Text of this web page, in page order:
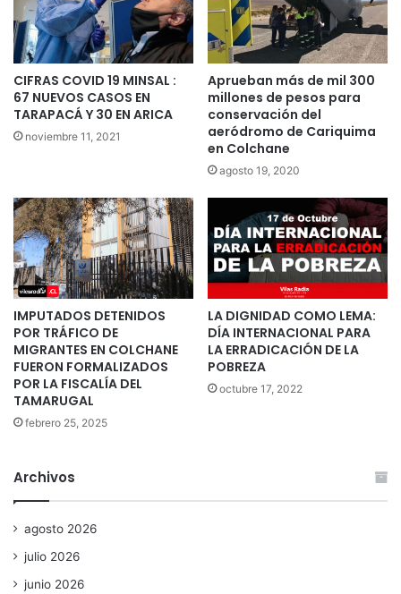
CIFRAS COVID 19 MINSAL :
67 NUEVOS CASOS EN
TARAPACÁ Y 30 EN ARICA
noviembre 11, 2021
Aprueban más de mil 300
millones de pesos para
conservación del
aeródromo de Cariquima
en Colchane
agosto 19, 2020
IMPUTADOS DETENIDOS
POR TRÁFICO DE
MIGRANTES EN COLCHANE
FUERON FORMALIZADOS
POR LA FISCALÍA DEL
TAMARUGAL
febrero 25, 2025
LA DIGNIDAD COMO LEMA:
DÍA INTERNACIONAL PARA
LA ERRADICACIÓN DE LA
POBREZA
octubre 17, 2022
Archivos
agosto 2026
julio 2026
junio 2026